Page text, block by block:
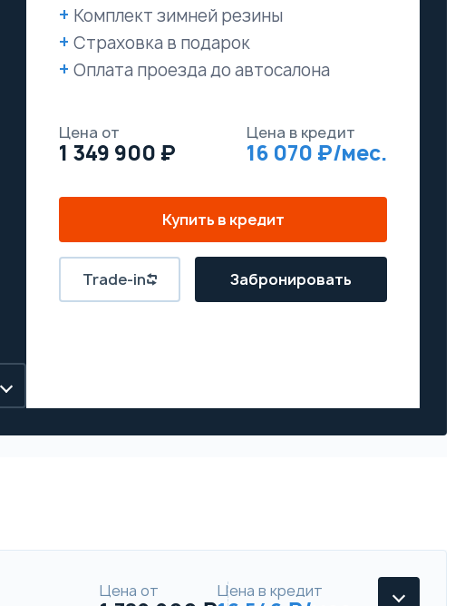
Комплект зимней резины
Страховка в подарок
Оплата проезда до автосалона
Цена от
1 349 900
Цена в кредит
16 070
Купить в кредит
Trade-in Забронировать
Цена от Цена в кредит